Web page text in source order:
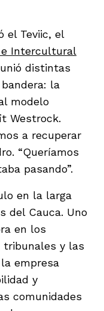
el Teviic, el
e Intercultural
distintas
la
modelo
Westrock.
a recuperar
“Queríamos
pasando”.
en la larga
del Cauca. Uno
en los
tribunales y las
empresa
y
comunidades